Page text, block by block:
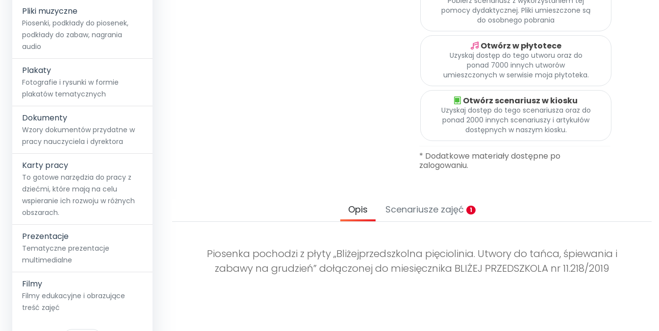
Pliki muzyczne
Piosenki, podkłady do piosenek,
podkłady do zabaw, nagrania
audio
Plakaty
Fotografie i rysunki w formie
plakatów tematycznych
Dokumenty
Wzory dokumentów przydatne w
pracy nauczyciela i dyrektora
Karty pracy
To gotowe narzędzia do pracy z
dziećmi, które mają na celu
wspieranie ich rozwoju w różnych
obszarach.
Prezentacje
Tematyczne prezentacje
multimedialne
Filmy
Filmy edukacyjne i obrazujące
treść zajęć
pomocy dydaktycznej. Pliki umieszczone są
do osobnego pobrania
Otwórz w płytotece
Uzyskaj dostęp do tego utworu oraz do
ponad 7000 innych utworów
umieszczonych w serwisie moja płytoteka.
Otwórz scenariusz w kiosku
Uzyskaj dostęp do tego scenariusza oraz do
ponad 2000 innych scenariuszy i artykułów
dostępnych w naszym kiosku.
* Dodatkowe materiały dostępne po
zalogowaniu.
Opis Scenariusze zajęć 1
Piosenka pochodzi z płyty „Bliżejprzedszkolna pięciolinia. Utwory do tańca, śpiewania i
zabawy na grudzień” dołączonej do miesięcznika BLIŻEJ PRZEDSZKOLA nr 11.218/2019